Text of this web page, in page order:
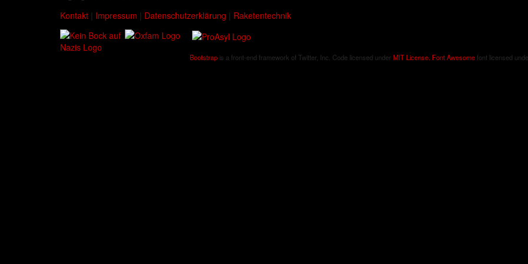
Kontakt | Impressum | Datenschutzerklärung | Raketentechnik
Bootstrap is a front-end framework of Twitter, Inc. Code licensed under MIT License. Font Awesomefont licensed